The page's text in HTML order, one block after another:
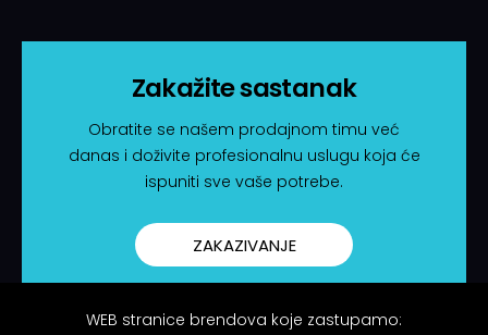
Zakažite sastanak
Obratite se našem prodajnom timu već
danas i doživite profesionalnu uslugu koja će
ispuniti sve vaše potrebe.
ZAKAZIVANJE
WEB stranice brendova koje zastupamo: